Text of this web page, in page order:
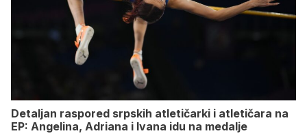
Detaljan raspored srpskih atletičarki i atletičara na
EP: Angelina, Adriana i Ivana idu na medalje